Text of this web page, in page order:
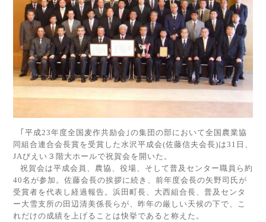
｢平成23年度全国麦作共励会｣の集団の部において全国農業協
同組合連合会長賞を受賞した水沢平成会(佐藤信夫会長)は31 日、
JAびえい３階大ホールで祝賀会を開いた。
祝賀会は平成会員、農協、役場、そして普及センター職員ら約
40名が参加。佐藤会長の挨拶に続き、前年度会長の矢野司氏が
受賞者を代表し経過報告。浜田町長、大西組合長、普及センタ
ー大雪支所の田辺清美係長らが、昨年の厳しい天候の下で、こ
れだけの成績を上げることは快挙であると称えた。